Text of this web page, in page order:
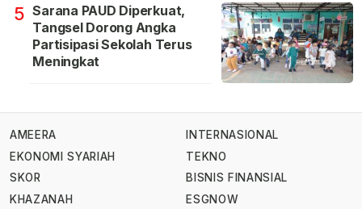
5 Sarana PAUD Diperkuat,
Tangsel Dorong Angka
Partisipasi Sekolah Terus
Meningkat
AMEERA
EKONOMI SYARIAH
SKOR
KHAZANAH
INTERNASIONAL
TEKNO
BISNIS FINANSIAL
ESGNOW